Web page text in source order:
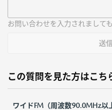
お問い合わせを入力されまして
送
この質問を見た方はこち
ワイドFM（周波数90.0MHz以